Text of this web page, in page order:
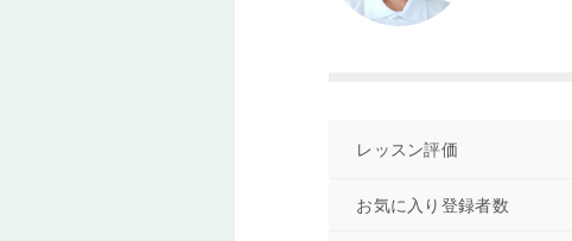
レッスン評価
お気に入り登録者数